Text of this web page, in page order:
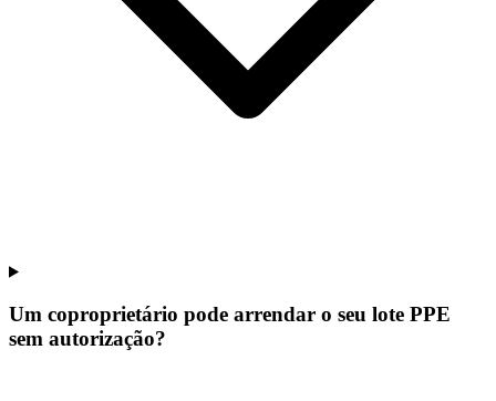
Um coproprietário pode arrendar o seu lote PPE
sem autorização?